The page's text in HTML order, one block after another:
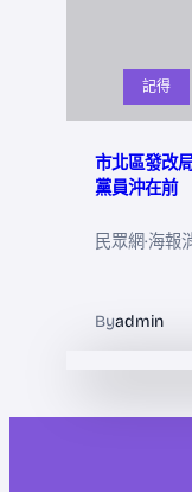
記得
市北區發改
黨員沖在前
民眾網·海報
Byadmin